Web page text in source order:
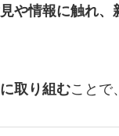
や情報に触れ、
取り組むことで